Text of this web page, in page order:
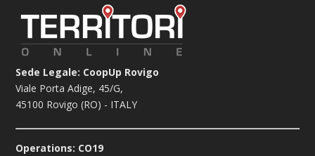
Sede Legale: CoopUp Rovigo
Viale Porta Adige, 45/G,
45100 Rovigo (RO) - ITALY
Operations: CO19